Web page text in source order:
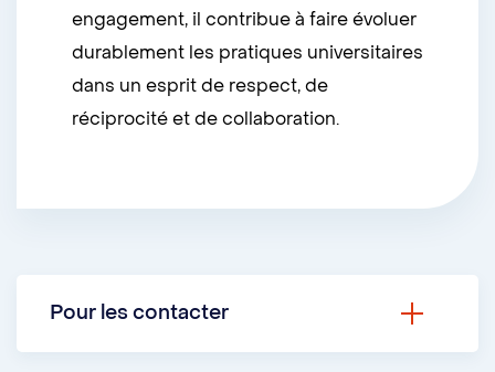
engagement, il contribue à faire évoluer
durablement les pratiques universitaires
dans un esprit de respect, de
réciprocité et de collaboration.
Pour les contacter